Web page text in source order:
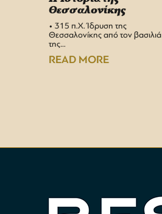
Θεσσαλονίκης
• 315 π.Χ. Ίδρυση της
Θεσσαλονίκης από τον βασιλιά
της…
READ MORE